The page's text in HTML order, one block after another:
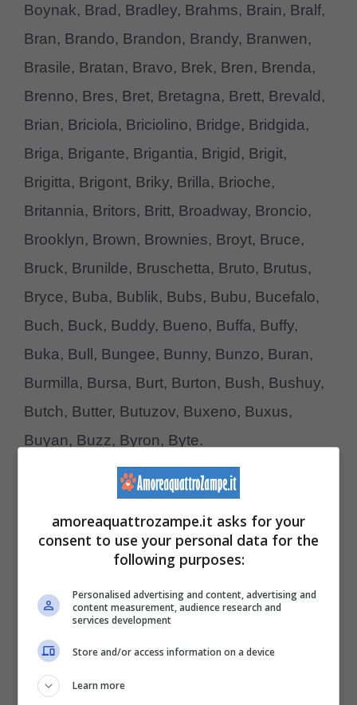
Boynak, Brad, Bradley, Brahms, Brain, Bralf,
Bran, Brando, Brandon, Brandy, Branwen,
Brasile, Bratan, Bravo, Brek, Bren, Brenda,
Brenno, Bres, Bret, Bretagna, Brett, Brevald,
Brian, Briciola, Briciolino, Bridge, Bridgida,
Briga, Brigante, Brigantia, Brigid, Brigit,
Brigitta, Brigont, Briky, Brilla, Brioche,
Britannia, Britors, Britt, Broadway, Broncio,
Brooklyn, Brown, Brownies, Broyt, Bruce,
Bruck, Brunilde, Bruschetta, Bruto, Brutus,
Bryce, Buba, Bublik, Bubs, Bubu, Bucefalo,
Buch, Buck, Buddy, Bueno, Buffa, Buffy,
Buka, Bull, Bungee, Bunny, Bunzo, Buran,
Burmilla, Bursa, Burt, Burton, Bush, Bushuy,
Butch, Butter, Butuzov, Buxeno, Buxus,
Buyan, Buzz, Byron, Byte.
Nomi per cincillà con la C
È una delle lettere più ricche! Scegli qui il
nome del tuo nuovo amico peloso che inizia
con la C.
Cabaret, Cabiri, Cacao, Cachito, Caciotta,
Cactus, Caddie, Cadfael, Caelin, Caesar,
Caffelatte, Cagliostro, Cagney, Caicos,
amoreaquattrozampe.it asks for your
consent to use your personal data for the
following purposes:
Personalised advertising and content, advertising and
content measurement, audience research and
services development
Store and/or access information on a device
Learn more